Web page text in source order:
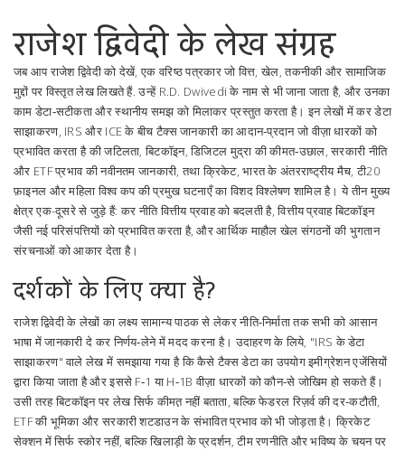
राजेश द्विवेदी के लेख संग्रह
जब आपराजेश द्विवेदीको देखें,एक वरिष्ठ पत्रकार जो वित्त, खेल, तकनीकी और सामाजिक
मुद्दों पर विस्तृत लेख लिखते हैं. उन्हें R.D. Dwivediके नाम से भी जाना जाता है, और उनका
काम डेटा‑सटीकता और स्थानीय समझ को मिलाकर प्रस्तुत करता है। इन लेखों मेंकर डेटा
साझाकरण, IRS और ICE के बीच टैक्स जानकारी का आदान‑प्रदान जो वीज़ा धारकों को
प्रभावित करता हैकी जटिलता,बिटकॉइन,डिजिटल मुद्रा की कीमत‑उछाल, सरकारी नीति
और ETF प्रभावकी नवीनतम जानकारी, तथाक्रिकेट,भारत के अंतरराष्ट्रीय मैच, टी20
फ़ाइनल और महिला विश्व कप की प्रमुख घटनाएँका विशद विश्लेषण शामिल है। ये तीन मुख्य
क्षेत्र एक-दूसरे से जुड़े हैं: कर नीति वित्तीय प्रवाह को बदलती है, वित्तीय प्रवाह बिटकॉइन
जैसी नई परिसंपत्तियों को प्रभावित करता है, और आर्थिक माहौल खेल संगठनों की भुगतान
संरचनाओं को आकार देता है।
दर्शकों के लिए क्या है?
राजेश द्विवेदी के लेखों का लक्ष्य सामान्य पाठक से लेकर नीति‑निर्माता तक सभी को आसान
भाषा में जानकारी दे कर निर्णय‑लेने में मदद करना है। उदाहरण के लिये, "IRS के डेटा
साझाकरण" वाले लेख में समझाया गया है कि कैसे टैक्स डेटा का उपयोग इमीग्रेशन एजेंसियों
द्वारा किया जाता है और इससे F‑1 या H‑1B वीज़ा धारकों को कौन‑से जोखिम हो सकते हैं।
उसी तरह बिटकॉइन पर लेख सिर्फ कीमत़ नहीं बताता, बल्कि फेडरल रिज़र्व की दर‑कटौती,
ETF की भूमिका और सरकारी शटडाउन के संभावित प्रभाव को भी जोड़ता है। क्रिकेट
सेक्शन में सिर्फ स्कोर नहीं, बल्कि खिलाड़ी के प्रदर्शन, टीम रणनीति और भविष्य के चयन पर